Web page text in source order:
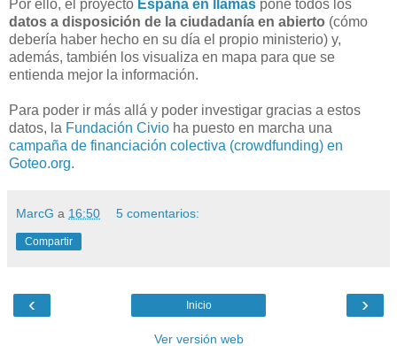
Por ello, el proyecto España en llamas pone todos los
datos a disposición de la ciudadanía en abierto (cómo
debería haber hecho en su día el propio ministerio) y,
además, también los visualiza en mapa para que se
entienda mejor la información.
Para poder ir más allá y poder investigar gracias a estos
datos, la Fundación Civio ha puesto en marcha una
campaña de financiación colectiva (crowdfunding) en
Goteo.org.
MarcG a 16:50 5 comentarios:
Compartir
‹ ›
Inicio
Ver versión web